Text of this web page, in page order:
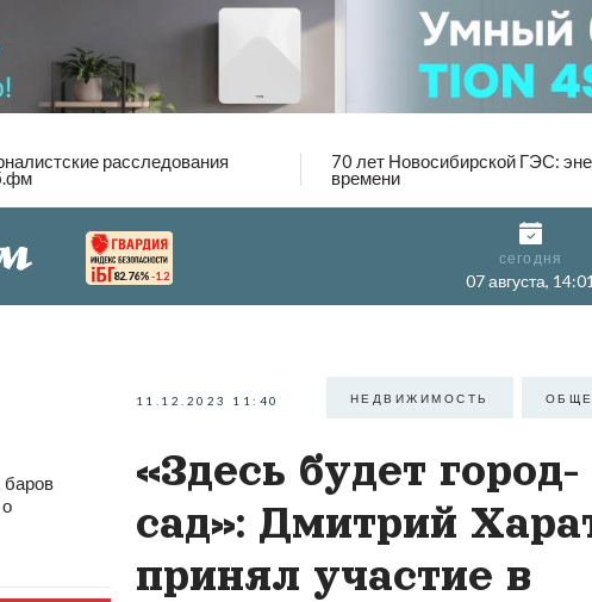
расследования 70 лет Новосибирской ГЭС:
времени
82.76% -1.2
сегодня
07 августа, 14:01
11.12.2023 11:40 НЕДВИЖИМОСТЬ
«Здесь будет город-
сад»: Дмитрий
принял участие в